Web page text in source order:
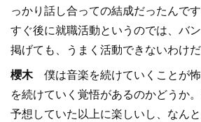
っかり話し合っての結成だったんで
すぐ後に就職活動というのでは、バ
掲げても、うまく活動できないわけだ
櫻木僕は音楽を続けていくことが
を続けていく覚悟があるのかどうか
予想していた以上に楽しいし、なん